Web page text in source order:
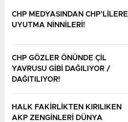
CHP MEDYASINDAN CHP’LİLERE
UYUTMA NİNNİLERİ!
CHP GÖZLER ÖNÜNDE ÇİL
YAVRUSU GİBİ DAĞILIYOR /
DAĞITILIYOR!
HALK FAKİRLİKTEN KIRILIKEN
AKP ZENGİNLERİ DÜNYA